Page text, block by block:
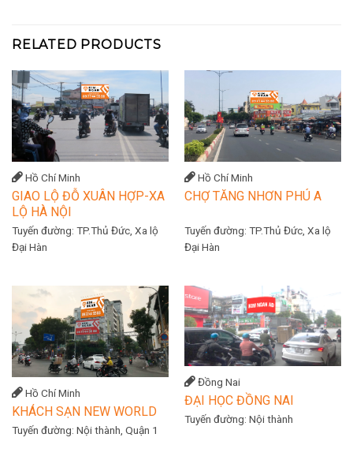
RELATED PRODUCTS
Hồ Chí Minh
GIAO LỘ ĐỖ XUÂN HỢP-XA
LỘ HÀ NỘI
Tuyến đường: TP.Thủ Đức, Xa lộ
Đại Hàn
Hồ Chí Minh
CHỢ TĂNG NHƠN PHÚ A
Tuyến đường: TP.Thủ Đức, Xa lộ
Đại Hàn
Hồ Chí Minh
KHÁCH SẠN NEW WORLD
Tuyến đường: Nội thành, Quận 1
Đồng Nai
ĐẠI HỌC ĐỒNG NAI
Tuyến đường: Nội thành